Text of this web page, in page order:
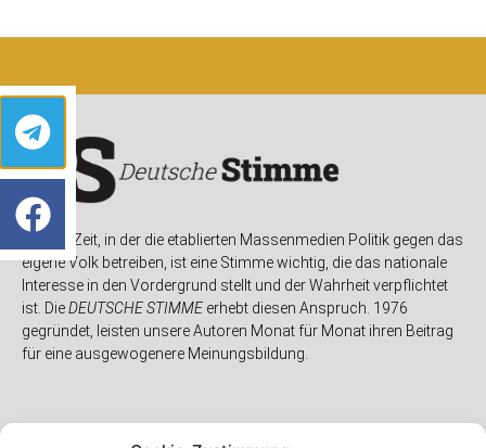
In einer Zeit, in der die etablierten Massenmedien Politik gegen das
eigene Volk betreiben, ist eine Stimme wichtig, die das nationale
Interesse in den Vordergrund stellt und der Wahrheit verpflichtet
ist. DieDEUTSCHE STIMMEerhebt diesen Anspruch. 1976
gegründet, leisten unsere Autoren Monat für Monat ihren Beitrag
für eine ausgewogenere Meinungsbildung.